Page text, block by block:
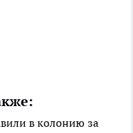
в колонию за